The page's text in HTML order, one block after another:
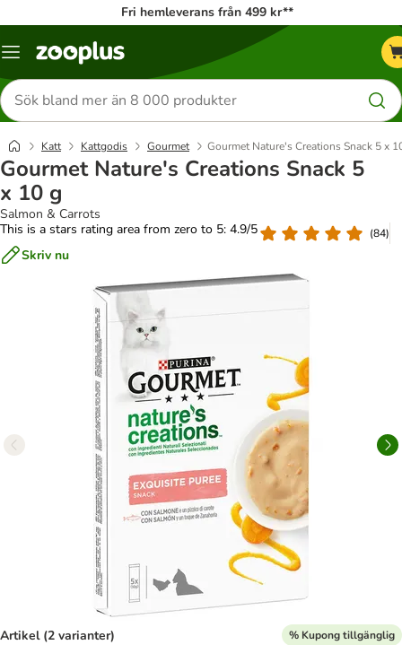
Fri hemleverans från 499 kr**
Katalogmeny
Sök
efter
produkter
Katt Kattgodis Gourmet Gourmet Nature's Creations Snack 5 x
Gourmet Nature's Creations Snack 5
x 10 g
Salmon & Carrots
This is a stars rating area from zero to 5: 4.9/5
(84)
Skriv nu
Artikel (2 varianter) % Kupong tillgänglig